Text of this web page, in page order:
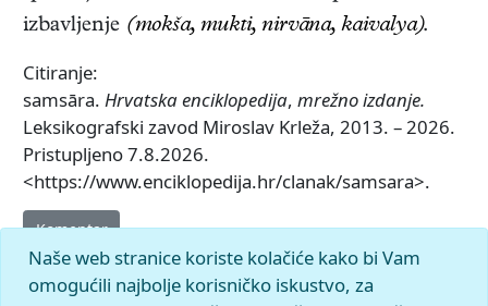
izbavljenje (mokša, mukti, nirvāna, kaivalya).
Citiranje:
samsāra. Hrvatska enciklopedija, mrežno izdanje.
Leksikografski zavod Miroslav Krleža, 2013. – 2026.
Pristupljeno 7.8.2026.
<https://www.enciklopedija.hr/clanak/samsara>.
Komentar
Naše web stranice koriste kolačiće kako bi Vam
omogućili najbolje korisničko iskustvo, za